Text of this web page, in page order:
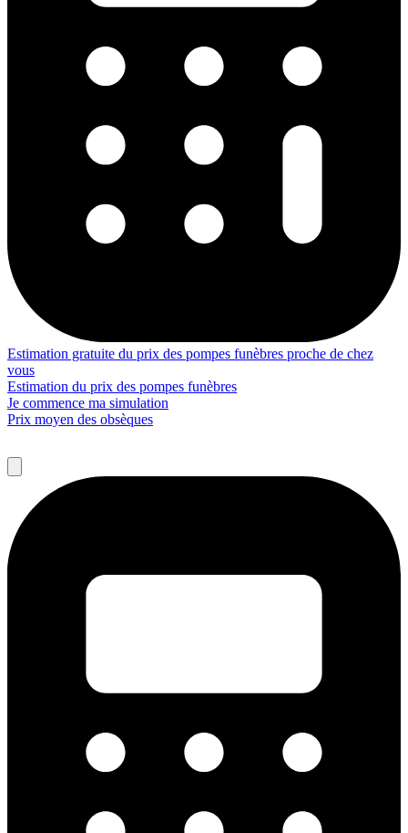
Estimation gratuite du prix des pompes funèbres proche de chez
vous
Estimation du prix des pompes funèbres
Je commence ma simulation
Prix moyen des obsèques